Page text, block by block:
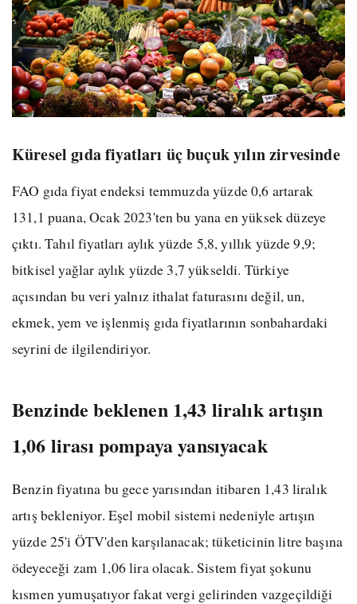
Küresel gıda fiyatları üç buçuk yılın zirvesinde
FAO gıda fiyat endeksi temmuzda yüzde 0,6 artarak
131,1 puana, Ocak 2023'ten bu yana en yüksek düzeye
çıktı. Tahıl fiyatları aylık yüzde 5,8, yıllık yüzde 9,9;
bitkisel yağlar aylık yüzde 3,7 yükseldi. Türkiye
açısından bu veri yalnız ithalat faturasını değil, un,
ekmek, yem ve işlenmiş gıda fiyatlarının sonbahardaki
seyrini de ilgilendiriyor.
Benzinde beklenen 1,43 liralık artışın
1,06 lirası pompaya yansıyacak
Benzin fiyatına bu gece yarısından itibaren 1,43 liralık
artış bekleniyor. Eşel mobil sistemi nedeniyle artışın
yüzde 25'i ÖTV'den karşılanacak; tüketicinin litre başına
ödeyeceği zam 1,06 lira olacak. Sistem fiyat şokunu
kısmen yumuşatıyor fakat vergi gelirinden vazgeçildiği